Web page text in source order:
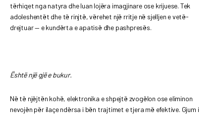
tërhiqet nga natyra dhe luan lojëra imagjinare ose krijuese. Tek
adoleshentët dhe të rinjtë, vërehet një rritje në sjelljen e vetë-
drejtuar — e kundërta e apatisë dhe pashpresës.
Është një gjë e bukur.
Në të njëjtën kohë, elektronika e shpejtë zvogëlon ose eliminon
nevojën për ilaçe ndërsa i bën trajtimet e tjera më efektive. Gjum i